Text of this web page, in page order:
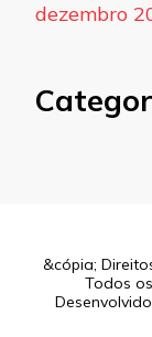
dezembro
&cópia;
Todos